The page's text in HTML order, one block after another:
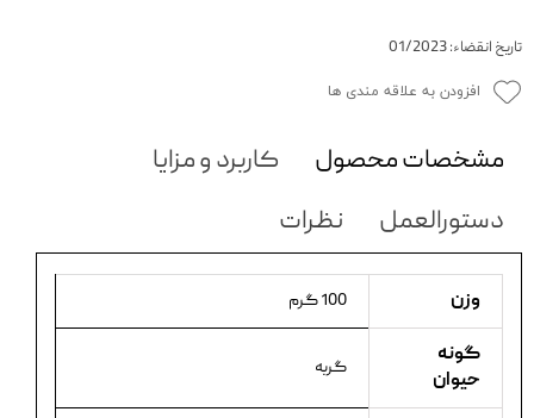
تاریخ انقضاء: 01/2023
افزودن به علاقه مندی ها
مشخصات محصول
کاربرد و مزایا
دستورالعمل
نظرات
وزن 100 گرم
گونه
حیوان
گربه